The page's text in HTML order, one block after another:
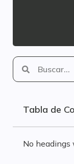
Tabla de
No headings